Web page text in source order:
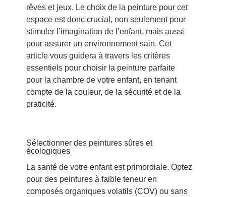
rêves et jeux. Le choix de la peinture pour cet
espace est donc crucial, non seulement pour
stimuler l’imagination de l’enfant, mais aussi
pour assurer un environnement sain. Cet
article vous guidera à travers les critères
essentiels pour choisir la peinture parfaite
pour la chambre de votre enfant, en tenant
compte de la couleur, de la sécurité et de la
praticité.
Sélectionner des peintures sûres et
écologiques
La santé de votre enfant est primordiale. Optez
pour des peintures à faible teneur en
composés organiques volatils (COV) ou sans